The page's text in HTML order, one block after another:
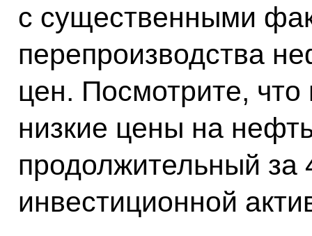
с существенными
перепроизводства
цен. Посмотрите, что
низкие цены на
продолжительный за
инвестиционной